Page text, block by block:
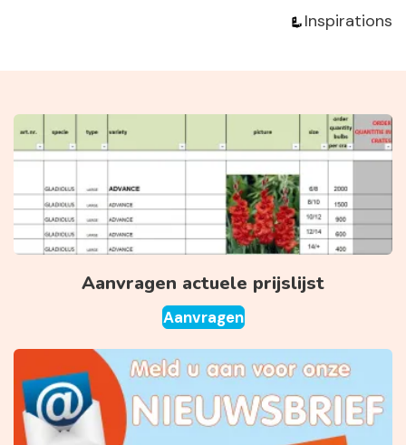
Inspirations
Aanvragen actuele prijslijst
Aanvragen